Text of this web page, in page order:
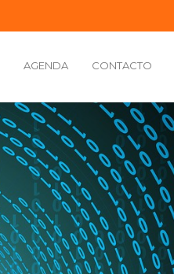
AGENDA CONTACTO